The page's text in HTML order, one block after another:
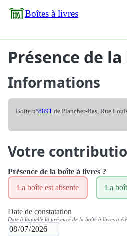
Boîtes à livres
Présence de
Informations
Boîte n°8891 de Plancher-Bas, Rue
Votre
Présence de la boîte à livres ?
La boîte est absente
La
Date de constatation
Date à laquelle la présence de la boîte à livres a